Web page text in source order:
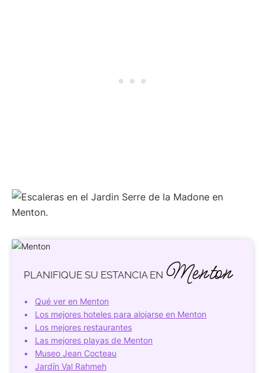
PLANIFIQUE SU ESTANCIA EN Menton
Qué ver en Menton
Los mejores hoteles para alojarse en Menton
Los mejores restaurantes
Las mejores playas de Menton
Museo Jean Cocteau
Jardín Val Rahmeh